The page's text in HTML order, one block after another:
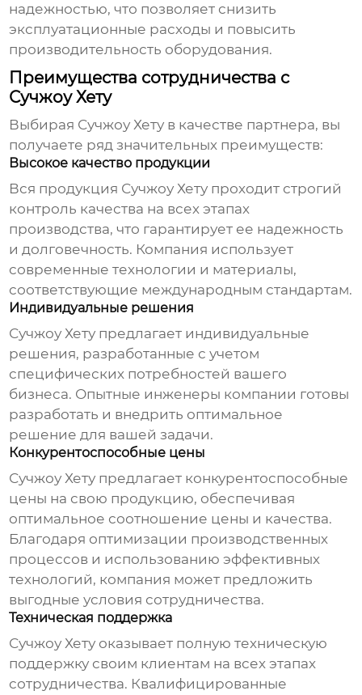
надежностью, что позволяет снизить
эксплуатационные расходы и повысить
производительность оборудования.
Преимущества сотрудничества с
Сучжоу Хету
Выбирая Сучжоу Хету в качестве партнера, вы
получаете ряд значительных преимуществ:
Высокое качество продукции
Вся продукция Сучжоу Хету проходит строгий
контроль качества на всех этапах
производства, что гарантирует ее надежность
и долговечность. Компания использует
современные технологии и материалы,
соответствующие международным стандартам.
Индивидуальные решения
Сучжоу Хету предлагает индивидуальные
решения, разработанные с учетом
специфических потребностей вашего
бизнеса. Опытные инженеры компании готовы
разработать и внедрить оптимальное
решение для вашей задачи.
Конкурентоспособные цены
Сучжоу Хету предлагает конкурентоспособные
цены на свою продукцию, обеспечивая
оптимальное соотношение цены и качества.
Благодаря оптимизации производственных
процессов и использованию эффективных
технологий, компания может предложить
выгодные условия сотрудничества.
Техническая поддержка
Сучжоу Хету оказывает полную техническую
поддержку своим клиентам на всех этапах
сотрудничества. Квалифицированные